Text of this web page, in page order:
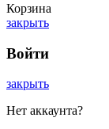
Корзина
закрыть
Войти
закрыть
Нет аккаунта?